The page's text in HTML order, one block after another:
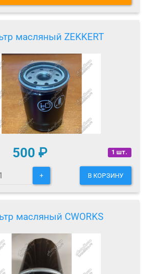
масляный ZEKKERT
1 шт.
500 ₽
+ В КОРЗИНУ
масляный CWORKS